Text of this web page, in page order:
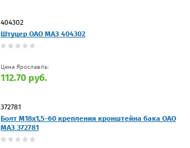
404302
Штуцер ОАО МАЗ 404302
Цена Ярославль:
112.70 руб.
372781
Болт М18х1,5-60 крепления кронштейна бака ОАО
МАЗ 372781